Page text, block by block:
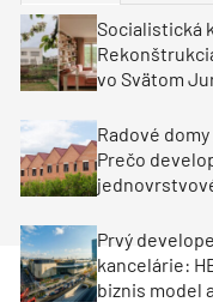
Klimatizácia a vetranie
Milan Murcka
Socialistická
vo Svätom
Radové
Prečo
Prvý
kancelárie:
biznis model